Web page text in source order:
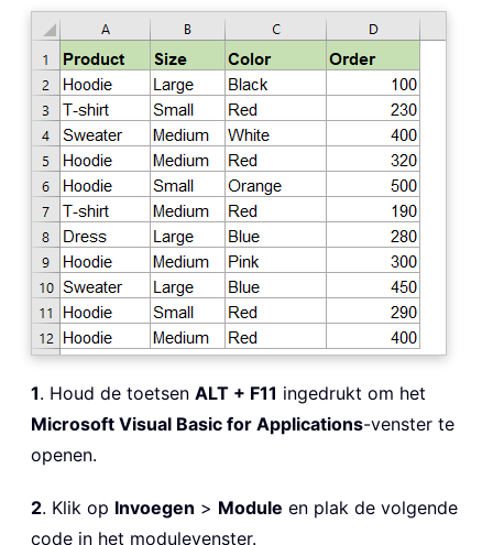
1. Houd de toetsen ALT + F11 ingedrukt om het
Microsoft Visual Basic for Applications-venster te
openen.
2. Klik op Invoegen > Module en plak de volgende
code in het modulevenster.